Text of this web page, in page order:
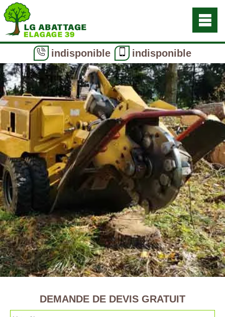
indisponible indisponible
DEMANDE DE DEVIS GRATUIT